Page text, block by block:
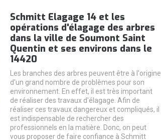
Schmitt Elagage 14 et les
opérations d'élagage des arbres
dans la ville de Soumont Saint
Quentin et ses environs dans le
14420
Les branches des arbres peuvent être à l'origine
d'un grand nombre de problèmes pour son
environnement. En effet, il est très important
de réaliser des travaux d'élagage. Afin de
réaliser ces travaux dangereux et compliqués, il
est indispensable de rechercher des
professionnels en la matière. Donc, on peut
vous proposer de faire confiance à Schmitt